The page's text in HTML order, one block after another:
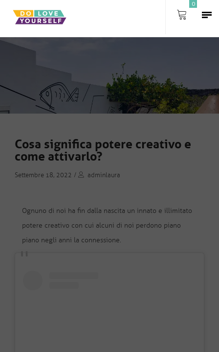
0
Cosa significa potere creativo e
come attivarlo?
Settembre 18, 2022 / adminlaura
Ognuno di noi ha fin dalla nascita un innato e illimitato
potere creativo con cui alcuni di noi perdono piano
piano negli anni la connessione.